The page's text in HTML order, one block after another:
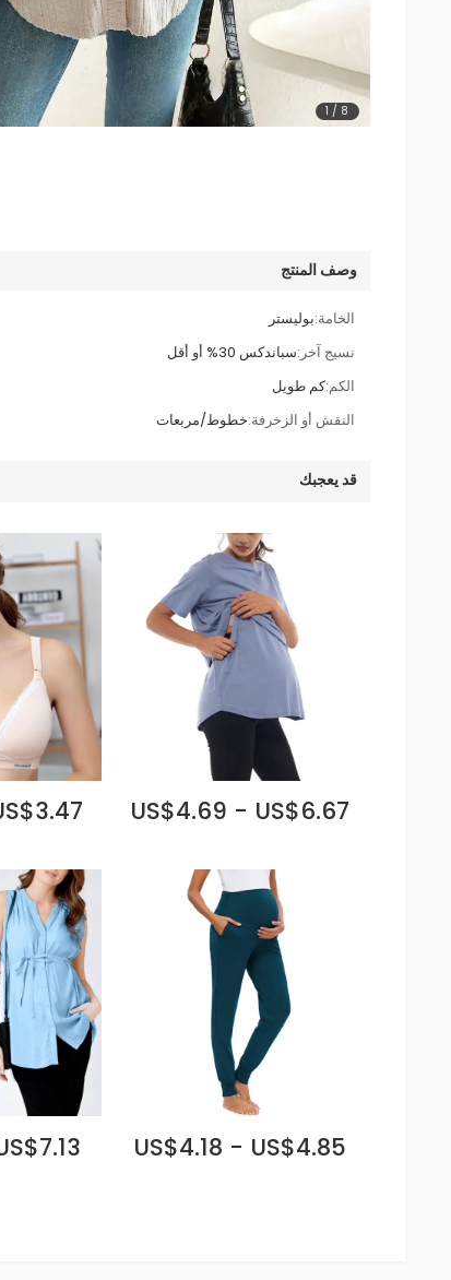
1 / 8
وصف المنتج
الخامة:بوليستر
نسيج آخر:سباندكس 30% أو أقل
الكم:كم طويل
النقش أو الزخرفة:خطوط/مربعات
قد يعجبك
US$4.69 - US$6.67
US$4.18 - US$4.85